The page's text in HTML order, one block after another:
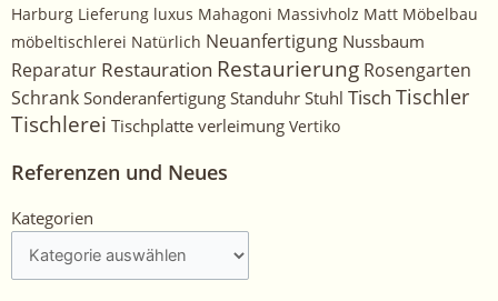
Harburg Lieferung luxus Mahagoni Massivholz Matt Möbelbau
möbeltischlerei Natürlich Neuanfertigung Nussbaum
Reparatur Restauration Restaurierung Rosengarten
Schrank Sonderanfertigung Standuhr Stuhl Tisch Tischler
Tischlerei Tischplatte verleimung Vertiko
Referenzen und Neues
Kategorien
Kategorien